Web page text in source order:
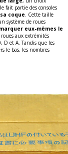
fait partie des consoles
coque . Cette taille
système de roues
eux-mêmes le
roues aux extrémités
D et A. Tandis que les
le bas, les nombres